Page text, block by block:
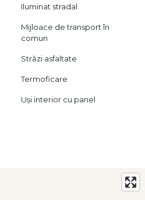
Iluminat stradal
Mijloace de transport în
comun
Străzi asfaltate
Termoficare
Uși interior cu panel